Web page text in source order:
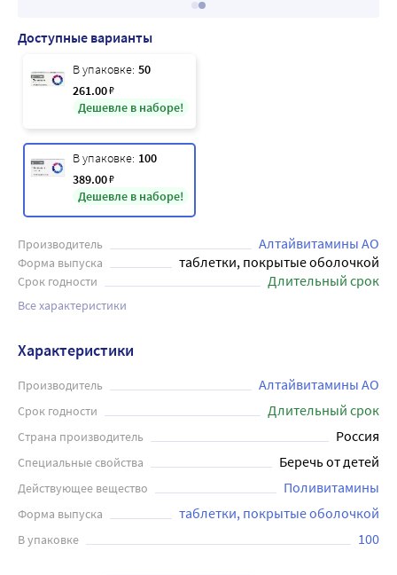
Доступные варианты
В упаковке: 50
261.00₽
Дешевле в наборе!
В упаковке: 100
389.00₽
Дешевле в наборе!
Производитель Алтайвитамины АО
Форма выпуска таблетки, покрытые оболочкой
Срок годности Длительный срок
Все характеристики
Характеристики
Производитель Алтайвитамины АО
Срок годности Длительный срок
Страна производитель Россия
Специальные свойства Беречь от детей
Действующее вещество Поливитамины
Форма выпуска таблетки, покрытые оболочкой
В упаковке 100